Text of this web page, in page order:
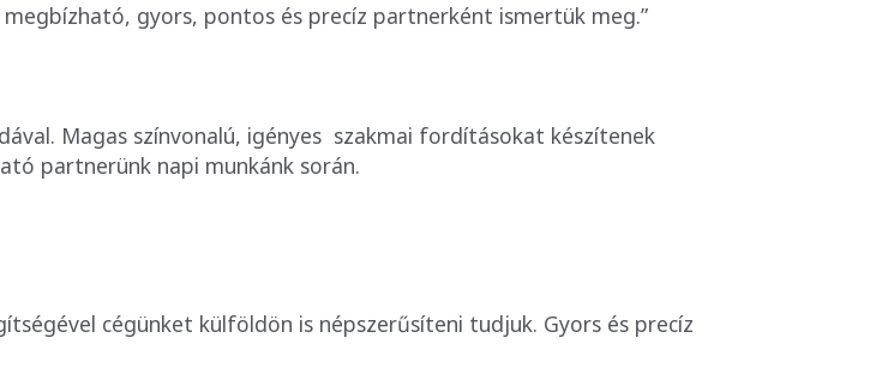
gyors, pontos és precíz partnerként ismertük meg.”
Magas színvonalú, igényes szakmai fordításokat készítenek
partnerünk napi munkánk során.
cégünket külföldön is népszerűsíteni tudjuk. Gyors és precíz